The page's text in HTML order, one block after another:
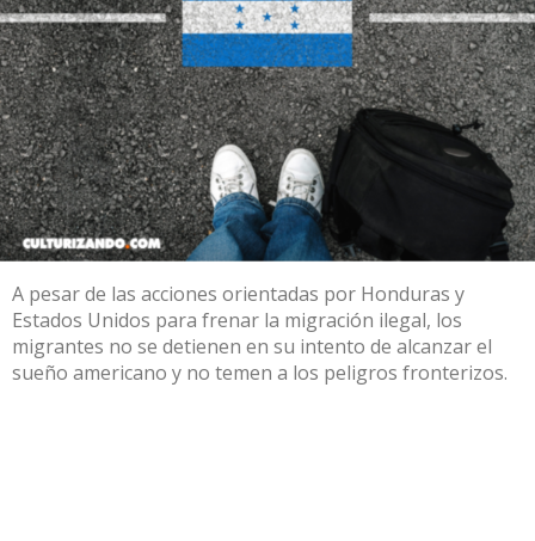
A pesar de las acciones orientadas por Honduras y
Estados Unidos para frenar la migración ilegal, los
migrantes no se detienen en su intento de alcanzar el
sueño americano y no temen a los peligros fronterizos.